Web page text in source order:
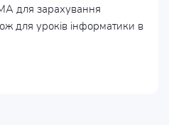
для зарахування
для уроків інформатики в